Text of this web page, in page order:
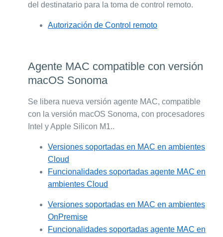
del destinatario para la toma de control remoto.
Autorización de Control remoto
Agente MAC compatible con versión
macOS Sonoma
Se libera nueva versión agente MAC, compatible
con la versión macOS Sonoma, con procesadores
Intel y Apple Silicon M1..
Versiones soportadas en MAC en ambientes
Cloud
Funcionalidades soportadas agente MAC en
ambientes Cloud
Versiones soportadas en MAC en ambientes
OnPremise
Funcionalidades soportadas agente MAC en